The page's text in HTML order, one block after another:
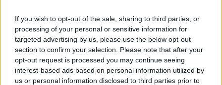
If you wish to opt-out of the sale, sharing to third parties, or
processing of your personal or sensitive information for
targeted advertising by us, please use the below opt-out
section to confirm your selection. Please note that after your
opt-out request is processed you may continue seeing
interest-based ads based on personal information utilized by
us or personal information disclosed to third parties prior to
Hát, a képtelenségre válasz, ami a falakon látható.
Valóban, ez talán nem is az én kiállításom Talán csak